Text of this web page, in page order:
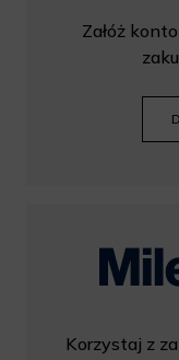
Załóż
Korzystaj z